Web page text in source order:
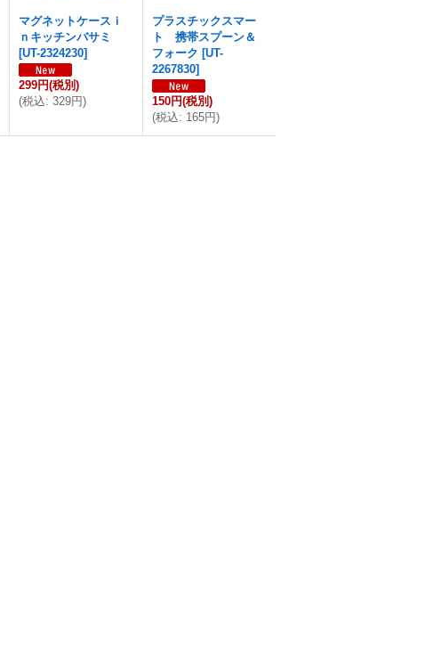
マグネットケースｉ
ｎキッチンバサミ
[UT-2324230]
299円(税別)
(税込: 329円)
プラスチックスマー
ト 携帯スプーン＆
フォーク [UT-
2267830]
150円(税別)
(税込: 165円)